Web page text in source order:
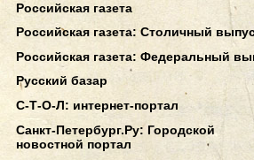
Российская газета
Российская газета: Столичный
Российская газета: Федеральный
Русский базар
С-Т-О-Л: интернет-портал
Санкт-Петербург.Ру: Городской
новостной портал